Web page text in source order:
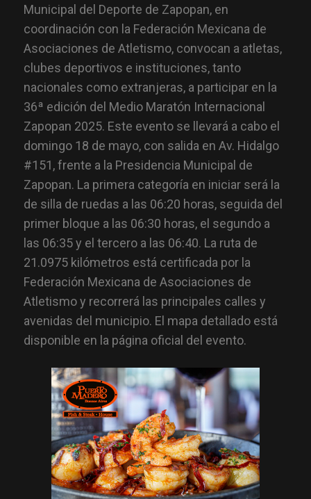
Municipal del Deporte de Zapopan, en
coordinación con la Federación Mexicana de
Asociaciones de Atletismo, convocan a atletas,
clubes deportivos e instituciones, tanto
nacionales como extranjeras, a participar en la
36ª edición del Medio Maratón Internacional
Zapopan 2025. Este evento se llevará a cabo el
domingo 18 de mayo, con salida en Av. Hidalgo
#151, frente a la Presidencia Municipal de
Zapopan. La primera categoría en iniciar será la
de silla de ruedas a las 06:20 horas, seguida del
primer bloque a las 06:30 horas, el segundo a
las 06:35 y el tercero a las 06:40. La ruta de
21.0975 kilómetros está certificada por la
Federación Mexicana de Asociaciones de
Atletismo y recorrerá las principales calles y
avenidas del municipio. El mapa detallado está
disponible en la página oficial del evento.